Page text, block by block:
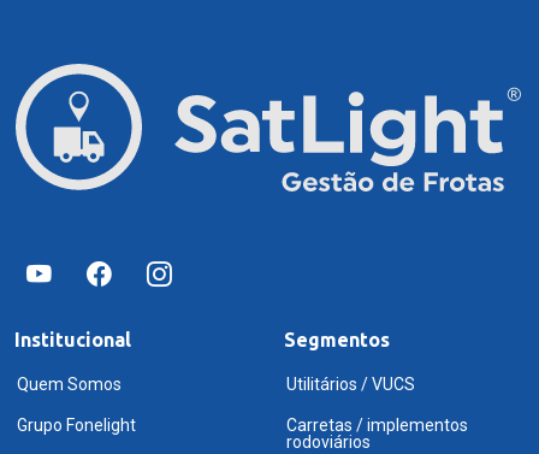
Institucional
Quem Somos
Grupo Fonelight
Segmentos
Utilitários / VUCS
Carretas / implementos
rodoviários